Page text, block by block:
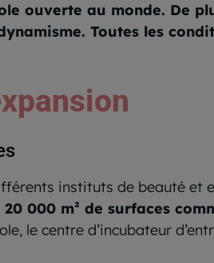
ouverte au monde. De
Toutes les
instituts de beauté et
000 m² de surfaces
le centre d’incubateur